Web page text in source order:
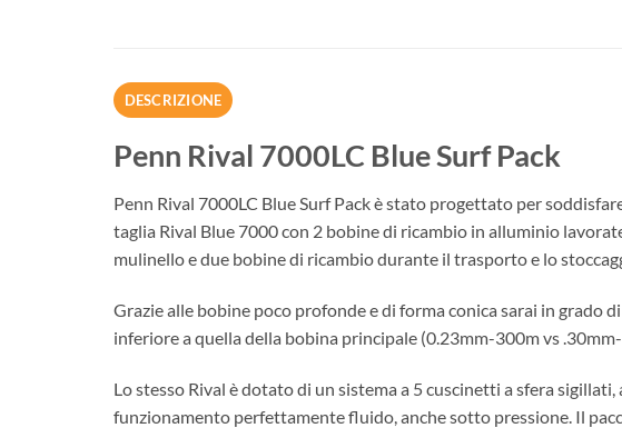
DESCRIZIONE
Penn Rival 7000LC Blue Surf Pack
Penn Rival 7000LC Blue Surf Pack è stato progettato per
taglia Rival Blue 7000 con 2 bobine di ricambio in alluminio
mulinello e due bobine di ricambio durante il trasporto e lo
Grazie alle bobine poco profonde e di forma conica sarai in grado
inferiore a quella della bobina principale (0.23mm-300m vs
Lo stesso Rival è dotato di un sistema a 5 cuscinetti a sfera
funzionamento perfettamente fluido, anche sotto pressione. Il